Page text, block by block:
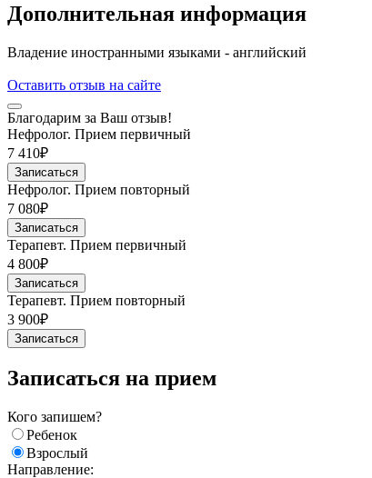
Дополнительная информация
Владение иностранными языками - английский
Оставить отзыв на сайте
Благодарим за Ваш отзыв!
Нефролог. Прием первичный
7 410₽
Записаться
Нефролог. Прием повторный
7 080₽
Записаться
Терапевт. Прием первичный
4 800₽
Записаться
Терапевт. Прием повторный
3 900₽
Записаться
Записаться на прием
Кого запишем?
Ребенок
Взрослый
Направление: